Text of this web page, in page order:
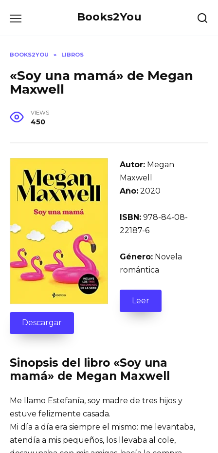
Books2You
BOOKS2YOU » LIBROS
«Soy una mamá» de Megan
Maxwell
VIEWS
450
Autor: Megan
Maxwell
Año: 2020
ISBN: 978-84-08-
22187-6
Género: Novela
romántica
Leer
Descargar
Sinopsis del libro «Soy una
mamá» de Megan Maxwell
Me llamo Estefanía, soy madre de tres hijos y
estuve felizmente casada.
Mi día a día era siempre el mismo: me levantaba,
atendía a mis pequeños, los llevaba al cole,